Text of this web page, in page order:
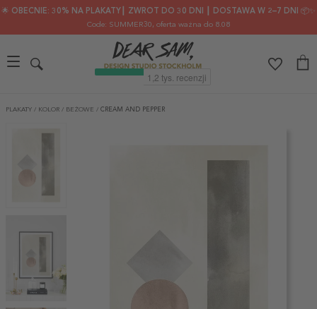
🌟 OBECNIE: 30% NA PLAKATY┃ ZWROT DO 30 DNI ┃ DOSTAWA W 2–7 DNI 📦✨
Code: SUMMER30, oferta ważna do 8.08
PLAKATY / KOLOR / BEŻOWE / CREAM AND PEPPER